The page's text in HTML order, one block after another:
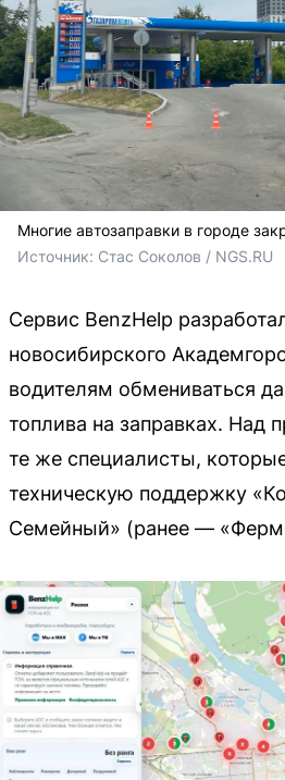
Многие автозаправки в городе
Источник: Стас Соколов / NGS.RU
Сервис BenzHelp
новосибирского
водителям обмениваться
топлива на заправках. Над
те же специалисты,
техническую поддержку
Семейный» (ранее —